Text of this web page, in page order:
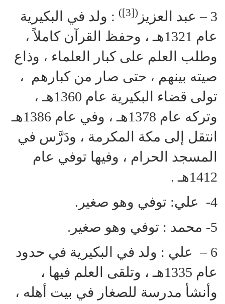
3 – عبد العزيز
(
[3]
) : ولد في البكيرية
عام 1321هـ ، وحفظ القرآن كاملاً ،
وطلب العلم على كبار العلماء ، وذاع
صيته بينهم ، حتى صار من كبارهم ،
تولى قضاء البكيرية عام 1360هـ ،
وتركه عام 1378هـ ، وفي عام 1386هـ
انتقل إلى مكة المكرمة ، ودَرَّس في
المسجد الحرام ، وفيها توفي عام
1412هـ .
4- علي: توفي وهو صغير.
5- محمد : توفي وهو صغير.
6 – علي : ولد في البكيرية في حدود
عام 1335هـ ، وتلقى العلم فيها ،
وأنشأ مدرسة للصغار في بيت أهله ،